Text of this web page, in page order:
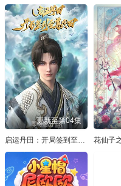
更新至第04集
启运丹田：开局签到至尊丹田 花仙子